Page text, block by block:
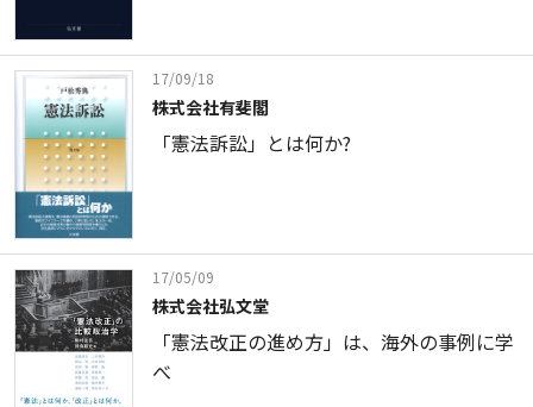
17/09/18
株式会社有斐閣
「憲法訴訟」とは何か?
17/05/09
株式会社弘文堂
「憲法改正の進め方」は、海外の事例に学
べ